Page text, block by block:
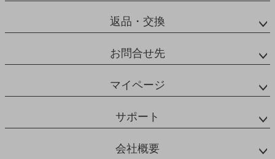
返品・交換
お問合せ先
マイページ
サポート
会社概要